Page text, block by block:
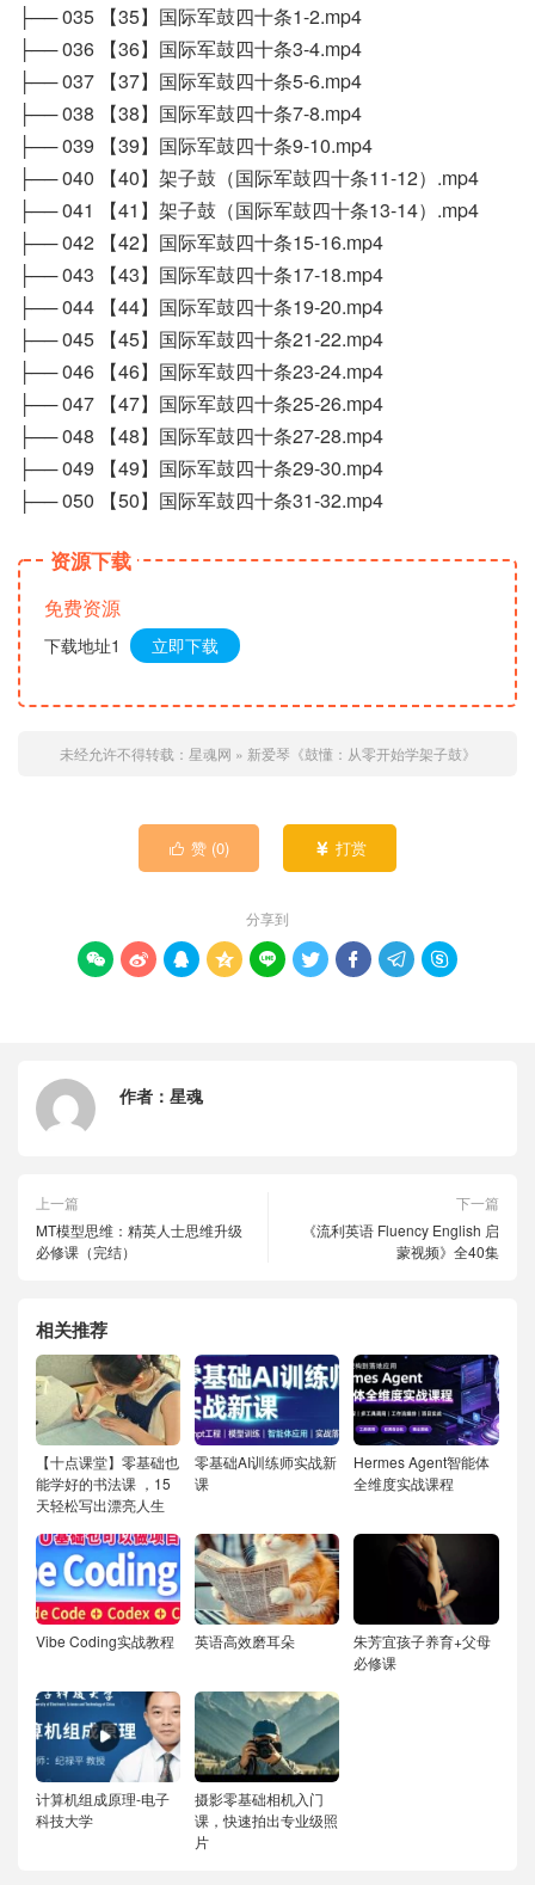
├── 035 【35】国际军鼓四十条1-2.mp4
├── 036 【36】国际军鼓四十条3-4.mp4
├── 037 【37】国际军鼓四十条5-6.mp4
├── 038 【38】国际军鼓四十条7-8.mp4
├── 039 【39】国际军鼓四十条9-10.mp4
├── 040 【40】架子鼓（国际军鼓四十条11-12）.mp4
├── 041 【41】架子鼓（国际军鼓四十条13-14）.mp4
├── 042 【42】国际军鼓四十条15-16.mp4
├── 043 【43】国际军鼓四十条17-18.mp4
├── 044 【44】国际军鼓四十条19-20.mp4
├── 045 【45】国际军鼓四十条21-22.mp4
├── 046 【46】国际军鼓四十条23-24.mp4
├── 047 【47】国际军鼓四十条25-26.mp4
├── 048 【48】国际军鼓四十条27-28.mp4
├── 049 【49】国际军鼓四十条29-30.mp4
├── 050 【50】国际军鼓四十条31-32.mp4
资源下载
免费资源
下载地址1 立即下载
未经允许不得转载： 星魂网 » 新爱琴《鼓懂：从零开始学架子鼓》
 赞 (0)  打赏
分享到
        
作者： 星魂
上一篇
MT模型思维：精英人士思维升级
必修课（完结）
下一篇
《流利英语 Fluency English 启
蒙视频》全40集
相关推荐
【十点课堂】零基础也
能学好的书法课 ，15
天轻松写出漂亮人生
零基础AI训练师实战新
课
Hermes Agent智能体
全维度实战课程
Vibe Coding实战教程 英语高效磨耳朵
朱芳宜孩子养育+父母
必修课
计算机组成原理-电子
科技大学
摄影零基础相机入门
课，快速拍出专业级照
片